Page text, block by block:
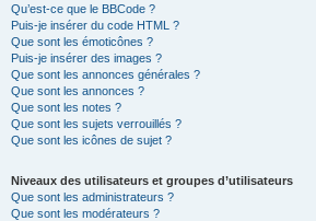
Qu’est-ce que le BBCode ?
Puis-je insérer du code HTML ?
Que sont les émoticônes ?
Puis-je insérer des images ?
Que sont les annonces générales ?
Que sont les annonces ?
Que sont les notes ?
Que sont les sujets verrouillés ?
Que sont les icônes de sujet ?
Niveaux des utilisateurs et groupes d’utilisateurs
Que sont les administrateurs ?
Que sont les modérateurs ?